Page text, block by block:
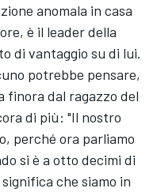
anomala in casa
è il leader della
di vantaggio su di lui.
potrebbe pensare,
finora dal ragazzo del
di più: "Il nostro
perché ora parliamo
si è a otto decimi di
che siamo in